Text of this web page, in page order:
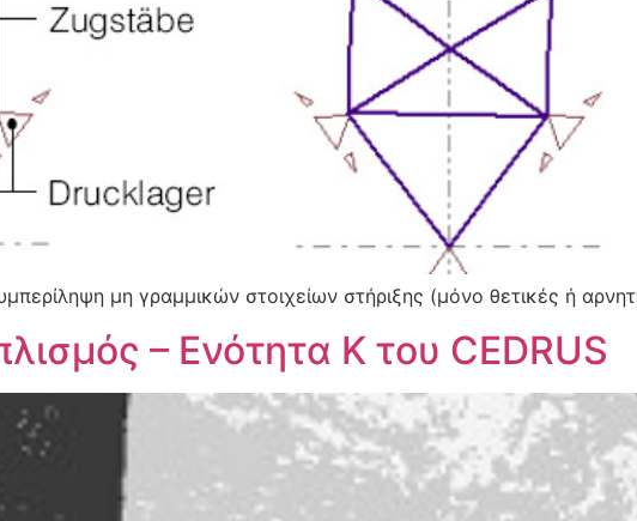
μη γραμμικών στοιχείων στήριξης (μόνο θετικές ή
– Ενότητα K του CEDRUS